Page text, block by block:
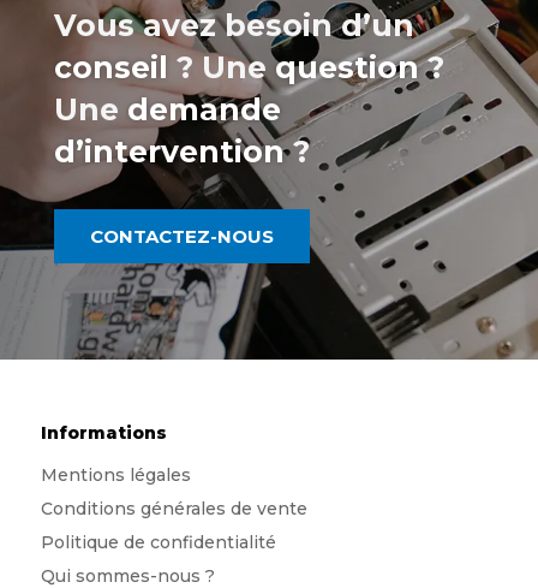
Vous avez besoin d’un
conseil ? Unequestion?
Une demande
d’intervention?
CONTACTEZ-NOUS
Informations
Mentions légales
Conditions générales de vente
Politique de confidentialité
Qui sommes-nous ?